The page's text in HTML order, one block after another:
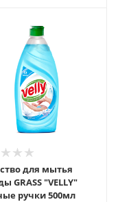
для мытья
GRASS "VELLY"
ручки 500мл